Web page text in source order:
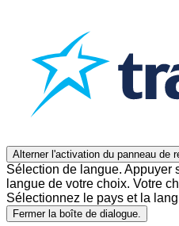
Alterner l'activation du panneau de
Sélection de langue. Appuyer
langue de votre choix. Votre
Sélectionnez le pays et la
Fermer la boîte de dialogue.